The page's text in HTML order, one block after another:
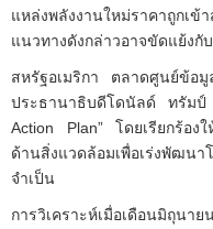
แหล่งพลังงานใหม่ราคาถูก
แนวทางดังกล่าวอาจขัดแย้งกั
สหรัฐอเมริกา ตลาดศูนย์ข้อ
ประธานาธิบดีโดนัลด์ ทรัมป์
Action Plan” โดยเรียกร้อง
ด้านสิ่งแวดล้อมเพื่อเร่งพัฒ
จำเป็น
การวิเคราะห์เมื่อเดือนมิถุนา